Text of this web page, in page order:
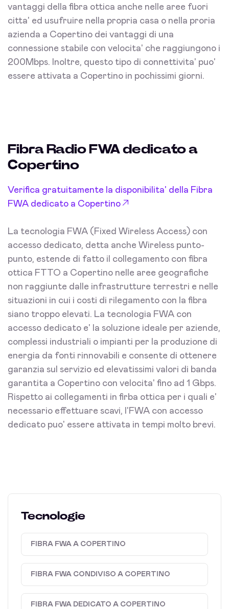
vantaggi della fibra ottica anche nelle aree fuori
citta' ed usufruire nella propria casa o nella proria
azienda a Copertino dei vantaggi di una
connessione stabile con velocita' che raggiungono i
200Mbps. Inoltre, questo tipo di connettivita' puo'
essere attivata a Copertino in pochissimi giorni.
Fibra Radio FWA dedicato a
Copertino
Verifica gratuitamente la disponibilita' della Fibra
FWA dedicato a Copertino
La tecnologia FWA (Fixed Wireless Access) con
accesso dedicato, detta anche Wireless punto-
punto, estende di fatto il collegamento con fibra
ottica FTTO a Copertino nelle aree geografiche
non raggiunte dalle infrastrutture terrestri e nelle
situazioni in cui i costi di rilegamento con la fibra
siano troppo elevati. La tecnologia FWA con
accesso dedicato e' la soluzione ideale per aziende,
complessi industriali o impianti per la produzione di
energia da fonti rinnovabili e consente di ottenere
garanzia sul servizio ed elevatissimi valori di banda
garantita a Copertino con velocita' fino ad 1 Gbps.
Rispetto ai collegamenti in firba ottica per i quali e'
necessario effettuare scavi, l'FWA con accesso
dedicato puo' essere attivata in tempi molto brevi.
Tecnologie
FIBRA FWA A COPERTINO
FIBRA FWA CONDIVISO A COPERTINO
FIBRA FWA DEDICATO A COPERTINO